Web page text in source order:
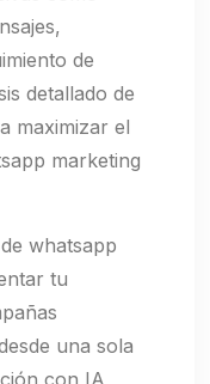
de
detallado de
maximizar el
marketing
whatsapp
tu
una sola